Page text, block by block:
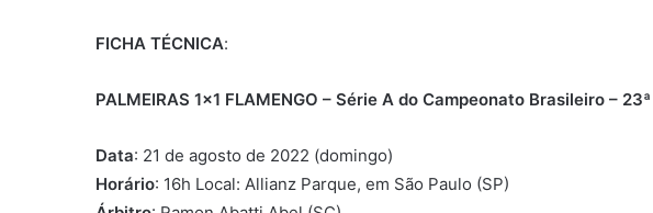
FICHA TÉCNICA:
PALMEIRAS 1×1 FLAMENGO – Série A do Campeonato Brasileiro –
Data: 21 de agosto de 2022 (domingo)
Horário: 16h Local: Allianz Parque, em São Paulo (SP)